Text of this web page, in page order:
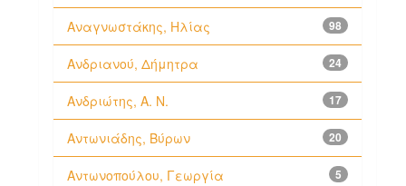
98
Αναγνωστάκης, Ηλίας
24
Ανδριανού, Δήμητρα
17
Ανδριώτης, Α. Ν.
20
Αντωνιάδης, Βύρων
5
Αντωνοπούλου, Γεωργία